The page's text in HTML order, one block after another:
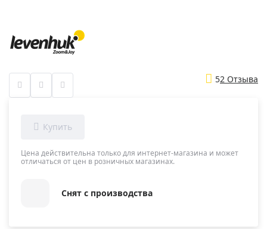
52 Отзыва
Цена действительна только для интернет-магазина и может
отличаться от цен в розничных магазинах.
Снят с производства